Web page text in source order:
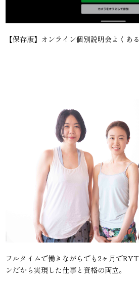
【保存版】オンライン個別説明会よくあ
フルタイムで働きながらでも2ヶ月で
ンだから実現した仕事と資格の両立。